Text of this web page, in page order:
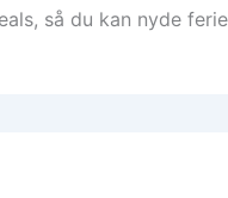
så du kan nyde